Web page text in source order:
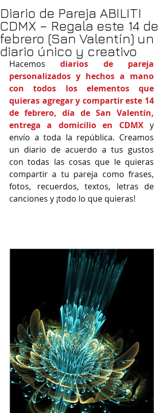
Diario de Pareja ABILITI
CDMX – Regala este 14 de
febrero (San Valentín) un
diario único y creativo
Hacemos diarios de pareja
personalizados y hechos a mano
con todos los elementos que
quieras agregar y compartir este 14
de febrero, día de San Valentín,
entrega a domicilio en CDMX y
envío a toda la república. Creamos
un diario de acuerdo a tus gustos
con todas las cosas que le quieras
compartir a tu pareja como frases,
fotos, recuerdos, textos, letras de
canciones y ¡todo lo que quieras!